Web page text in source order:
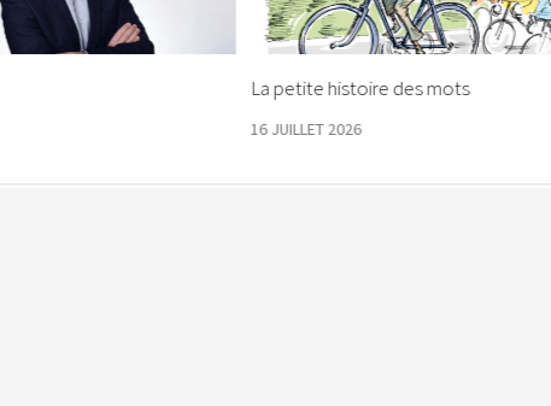
La petite histoire des mots
16 JUILLET 2026